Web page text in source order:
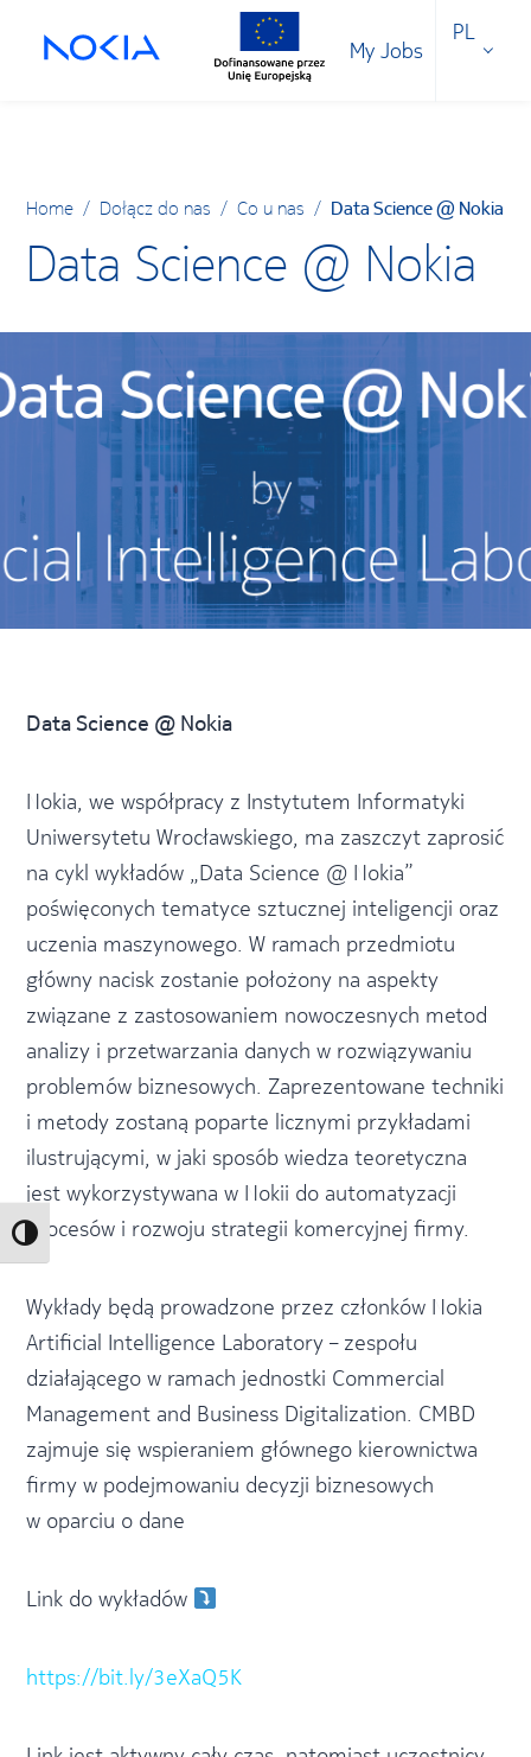
Toggle High Contrast
My Jobs
PL
Home / Dołącz do nas / Co u nas / Data Science @ Nokia
Data Science @ Nokia
Data Science @ Nokia
Nokia, we współpracy z Instytutem Informatyki
Uniwersytetu Wrocławskiego, ma zaszczyt zaprosić
na cykl wykładów „Data Science @ Nokia”
poświęconych tematyce sztucznej inteligencji oraz
uczenia maszynowego. W ramach przedmiotu
główny nacisk zostanie położony na aspekty
związane z zastosowaniem nowoczesnych metod
analizy i przetwarzania danych w rozwiązywaniu
problemów biznesowych. Zaprezentowane techniki
i metody zostaną poparte licznymi przykładami
ilustrującymi, w jaki sposób wiedza teoretyczna
jest wykorzystywana w Nokii do automatyzacji
procesów i rozwoju strategii komercyjnej firmy.
Wykłady będą prowadzone przez członków Nokia
Artificial Intelligence Laboratory – zespołu
działającego w ramach jednostki Commercial
Management and Business Digitalization. CMBD
zajmuje się wspieraniem głównego kierownictwa
firmy w podejmowaniu decyzji biznesowych
w oparciu o dane
Link do wykładów
https://bit.ly/3eXaQ5K